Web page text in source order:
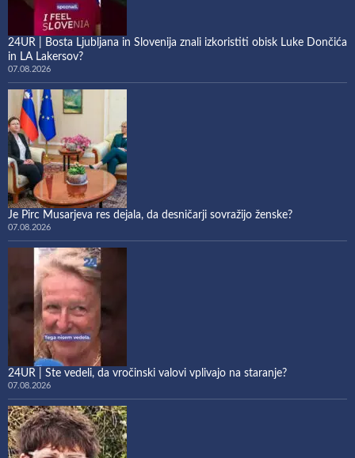
24UR | Bosta Ljubljana in Slovenija znali izkoristiti obisk Luke Dončića
in LA Lakersov?
07.08.2026
Je Pirc Musarjeva res dejala, da desničarji sovražijo ženske?
07.08.2026
24UR | Ste vedeli, da vročinski valovi vplivajo na staranje?
07.08.2026